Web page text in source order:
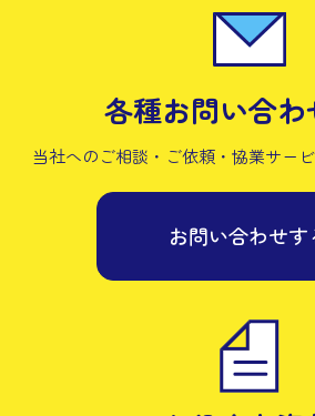
各種お問い合わ
当社へのご相談・ご依頼・協業サー
お問い合わせす